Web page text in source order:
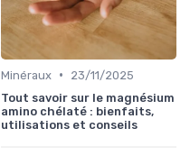
Minéraux •
23/11/2025
Tout savoir sur le magnésium
amino chélaté : bienfaits,
utilisations et conseils